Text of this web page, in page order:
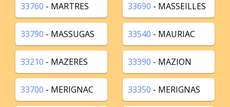
33760 - MARTRES 33690 - MASSEILLES
33790 - MASSUGAS 33540 - MAURIAC
33210 - MAZERES 33390 - MAZION
33700 - MERIGNAC 33350 - MERIGNAS